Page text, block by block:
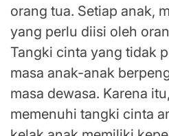
orang tua. Setiap anak,
yang perlu diisi oleh
Tangki cinta yang tidak
masa anak-anak
masa dewasa. Karena
memenuhi tangki cinta